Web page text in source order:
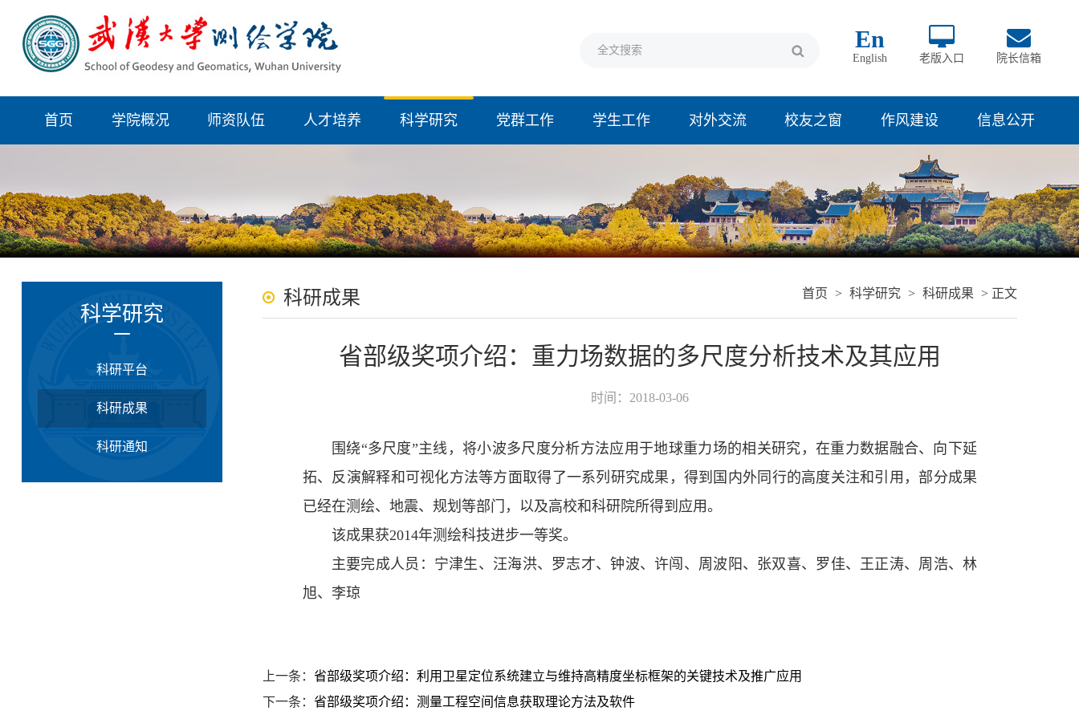
En
English 老版入口 院长信箱
首页 学院概况 师资队伍 人才培养 科学研究 党群工作 学生工作 对外交流 校友之窗 作风建设 信息公开
科学研究
科研平台
科研成果
科研通知
科研成果 首页 > 科学研究 > 科研成果 > 正文
省部级奖项介绍：重力场数据的多尺度分析技术及其应用
时间：2018-03-06
围绕“多尺度”主线，将小波多尺度分析方法应用于地球重力场的相关研究，在重力数据融合、向下延
拓、反演解释和可视化方法等方面取得了一系列研究成果，得到国内外同行的高度关注和引用，部分成果
已经在测绘、地震、规划等部门，以及高校和科研院所得到应用。
该成果获2014年测绘科技进步一等奖。
主要完成人员：宁津生、汪海洪、罗志才、钟波、许闯、周波阳、张双喜、罗佳、王正涛、周浩、林
旭、李琼
上一条： 省部级奖项介绍：利用卫星定位系统建立与维持高精度坐标框架的关键技术及推广应用
下一条： 省部级奖项介绍：测量工程空间信息获取理论方法及软件